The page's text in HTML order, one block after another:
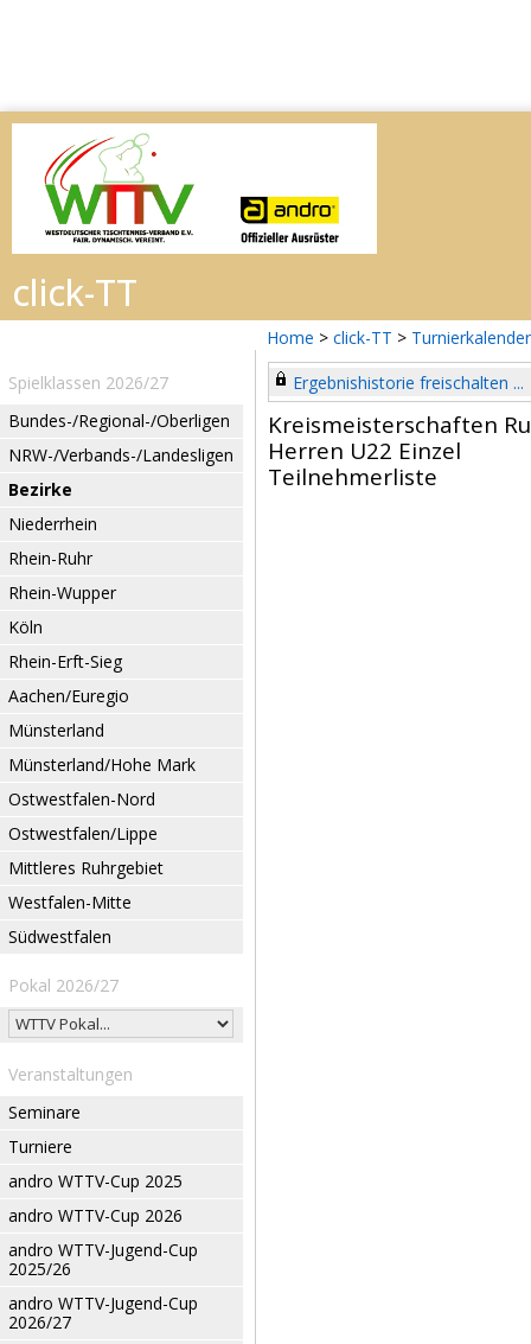
Home > click-TT > Turnierkalender
Spielklassen 2026/27
Bundes-/Regional-/Oberligen
NRW-/Verbands-/Landesligen
Bezirke
Niederrhein
Rhein-Ruhr
Rhein-Wupper
Köln
Rhein-Erft-Sieg
Aachen/Euregio
Münsterland
Münsterland/Hohe Mark
Ostwestfalen-Nord
Ostwestfalen/Lippe
Mittleres Ruhrgebiet
Westfalen-Mitte
Südwestfalen
Pokal 2026/27
Veranstaltungen
Seminare
Turniere
andro WTTV-Cup 2025
andro WTTV-Cup 2026
andro WTTV-Jugend-Cup
2025/26
andro WTTV-Jugend-Cup
2026/27
Ergebnishistorie freischalten ...
Kreismeisterschaften
Herren U22 Einzel
Teilnehmerliste